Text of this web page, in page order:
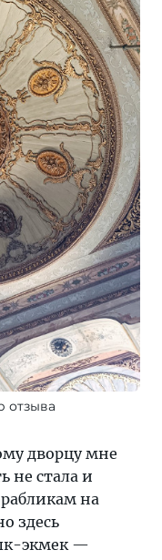
отзыва
дворцу мне
не стала и
на
здесь
экмек —